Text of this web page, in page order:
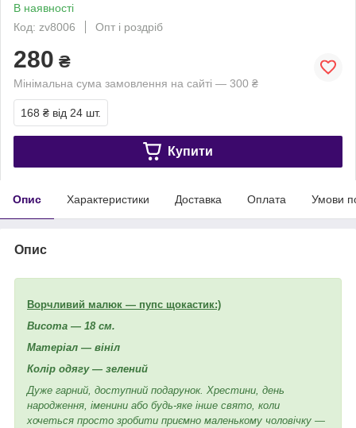
В наявності
Код: zv8006
Опт і роздріб
280 ₴
Мінімальна сума замовлення на сайті — 300 ₴
168 ₴ від 24 шт.
Купити
Опис Характеристики Доставка Оплата Умови
Опис
Ворчливий малюк — пупс щокастик:)
Висота — 18 см.
Матеріал — вініл
Колір одягу — зелений
Дуже гарний, доступний подарунок. Хрестини, день
народження, іменини або будь-яке інше свято, коли
хочеться просто зробити приємно маленькому чоловічку —